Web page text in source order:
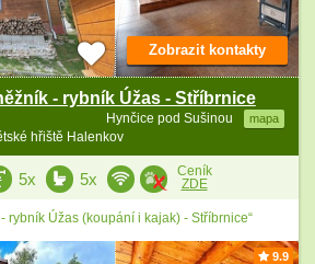
- rybník Úžas - Stříbrnice
Hynčice pod Sušinou mapa
hřiště Halenkov
Zobrazit kontakty
5x 5x
Ceník
ZDE
rybník Úžas (koupání i kajak) - Stříbrnice“
9.9